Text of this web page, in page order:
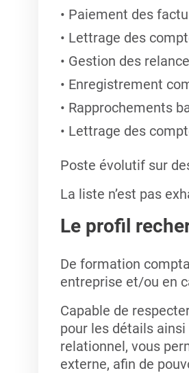
Paiement des
Lettrage des
Gestion des
Enregistrement
Rapprochements
Lettrage des
Poste évolutif sur
La liste n’est pas
Le profil
De formation
entreprise et/ou en
Capable de
pour les détails
relationnel, vous
externe, afin de